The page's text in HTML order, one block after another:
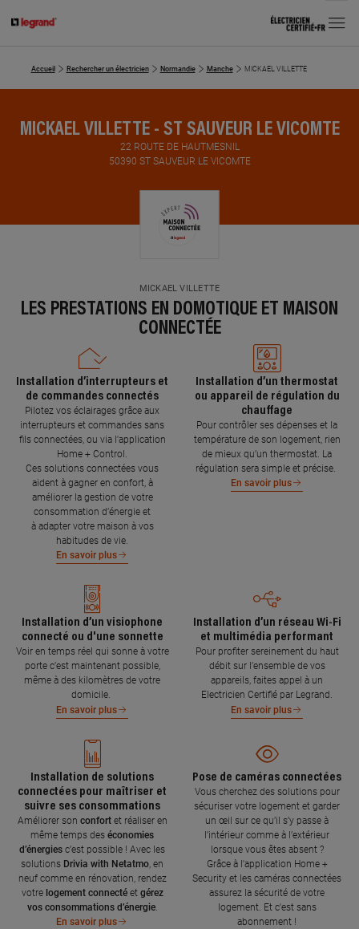
MENU
Accueil Rechercher un électricien Normandie Manche MICKAEL VILLETTE
MICKAEL VILLETTE - ST SAUVEUR LE VICOMTE
22 ROUTE DE HAUTMESNIL
50390 ST SAUVEUR LE VICOMTE
MICKAEL VILLETTE
LES PRESTATIONS EN DOMOTIQUE ET MAISON
CONNECTÉE
Installation d’interrupteurs et
de commandes connectés
Pilotez vos éclairages grâce aux
interrupteurs et commandes sans
fils connectées, ou via l'application
Home + Control.
Ces solutions connectées vous
aident à gagner en confort, à
améliorer la gestion de votre
consommation d’énergie et
à adapter votre maison à vos
habitudes de vie.
En savoir plus
Installation d’un thermostat
ou appareil de régulation du
chauffage
Pour contrôler ses dépenses et la
température de son logement, rien
de mieux qu’un thermostat. La
régulation sera simple et précise.
En savoir plus
Installation d’un visiophone
connecté ou d'une sonnette
Voir en temps réel qui sonne à votre
porte c’est maintenant possible,
même à des kilomètres de votre
domicile.
En savoir plus
Installation d’un réseau Wi-Fi
et multimédia performant
Pour profiter sereinement du haut
débit sur l’ensemble de vos
appareils, faites appel à un
Electricien Certifié par Legrand.
En savoir plus
Installation de solutions
connectées pour maîtriser et
suivre ses consommations
Améliorer son confort et réaliser en
même temps des économies
d’énergies c’est possible ! Avec les
solutions Drivia with Netatmo , en
neuf comme en rénovation, rendez
votre logement connecté et gérez
vos consommations d’énergie.
En savoir plus
Pose de caméras connectées
Vous cherchez des solutions pour
sécuriser votre logement et garder
un œil sur ce qu’il s’y passe à
l’intérieur comme à l’extérieur
lorsque vous êtes absent ?
Grâce à l'application Home +
Security et les caméras connectées
assurez la sécurité de votre
logement. Et c'est sans
abonnement !